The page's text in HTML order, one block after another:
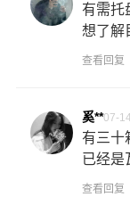
有需托
想了解
查看回复
奚**07-14
有三十
已经是
查看回复